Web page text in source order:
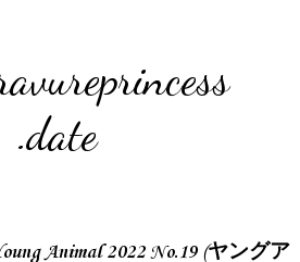
.date
Animal 2022 No.19 (ヤングア